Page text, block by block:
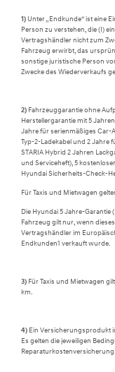
1) Unter „Endkunde“ ist eine
Person zu verstehen, die (I)
Vertragshändler nicht zum
Fahrzeug erwirbt, das
sonstige juristische Person
Zwecke des Wiederverkaufs
2) Fahrzeuggarantie ohne
Herstellergarantie mit 5
Jahre für serienmäßiges Car-
Typ-2-Ladekabel und 2 Jahre
STARIA Hybrid 2 Jahren
und Serviceheft), 5
Hyundai Sicherheits-Check-
Für Taxis und Mietwagen
Die Hyundai 5 Jahre-Garantie
Fahrzeug gilt nur, wenn
Vertragshändler im
Endkunden1 verkauft wurde.
3) Für Taxis und Mietwagen
km.
4) Ein Versicherungsprodukt
Es gelten die jeweiligen
Reparaturkostenversicherung.